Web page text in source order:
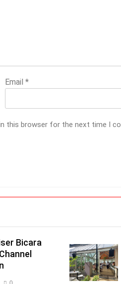
Email*
this browser for the next time I
Bicara